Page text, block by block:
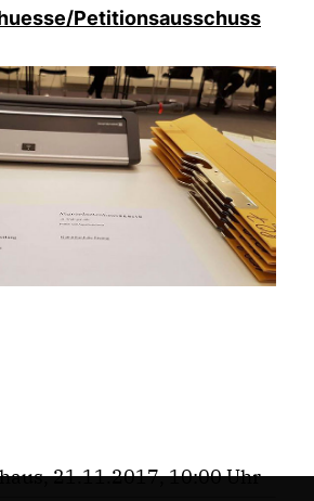
Petitionsausschuss
21.11.2017, 10:00 Uhr